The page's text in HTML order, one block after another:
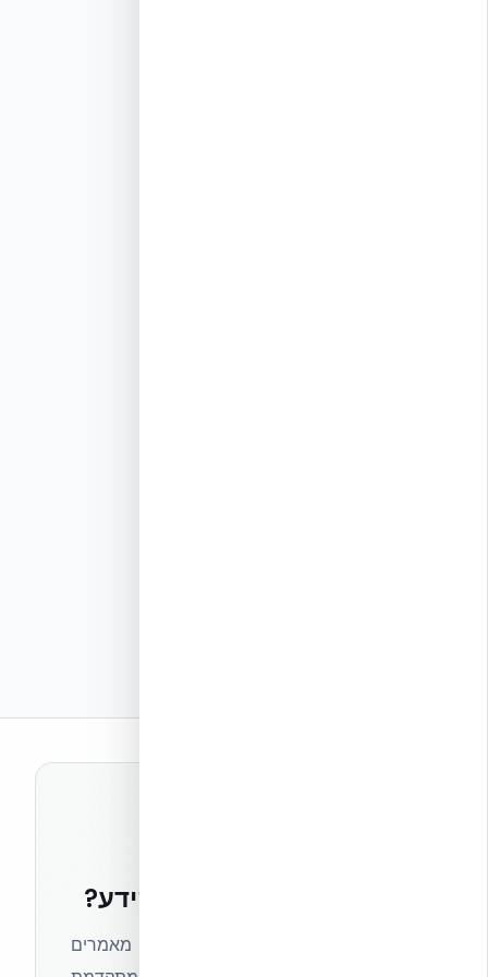
רוצים להישאר בחזית הידע?
הצטרפו לניוזלטר של אקובילד וקבלו מאמרים